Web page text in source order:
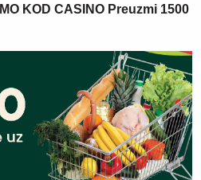
KOD CASINO Preuzmi 1500